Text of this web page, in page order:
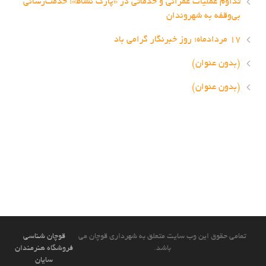
بی‌وقفه به شهروندان
۱۷ مردادماه؛ روز خبرنگار گرامی باد
(بدون عنوان)
(بدون عنوان)
قوچان شناسی
فروشگاه هنرمندان
سایان
تمامی حقوق این وب سایت متعلق به شهرداری قوچان می
باشد.